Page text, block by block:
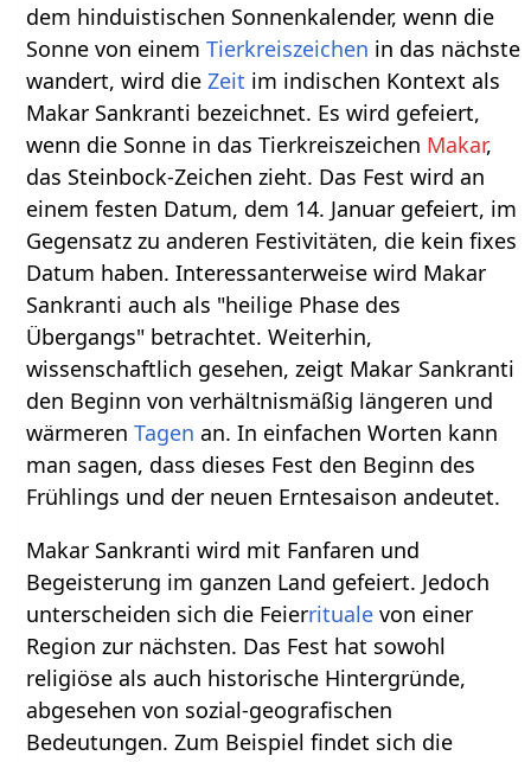
dem hinduistischen Sonnenkalender, wenn die
Sonne von einemTierkreiszeichen in das nächste
wandert, wird dieZeit im indischen Kontext als
Makar Sankranti bezeichnet. Es wird gefeiert,
wenn die Sonne in das Tierkreiszeichen Makar,
das Steinbock-Zeichen zieht. Das Fest wird an
einem festen Datum, dem 14. Januar gefeiert, im
Gegensatz zu anderen Festivitäten, die kein fixes
Datum haben. Interessanterweise wird Makar
Sankranti auch als "heilige Phase des
Übergangs" betrachtet. Weiterhin,
wissenschaftlich gesehen, zeigt Makar Sankranti
den Beginn von verhältnismäßig längeren und
wärmerenTagen an. In einfachen Worten kann
man sagen, dass dieses Fest den Beginn des
Frühlings und der neuen Erntesaison andeutet.
Makar Sankranti wird mit Fanfaren und
Begeisterung im ganzen Land gefeiert. Jedoch
unterscheiden sich die Feierrituale von einer
Region zur nächsten. Das Fest hat sowohl
religiöse als auch historische Hintergründe,
abgesehen von sozial-geografischen
Bedeutungen. Zum Beispiel findet sich die